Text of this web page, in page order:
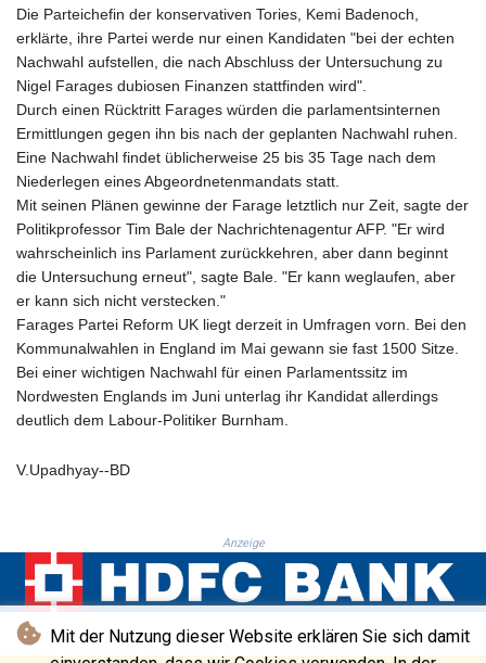
Mit der Nutzung dieser Website erklären Sie sich damit
LVL 0.69699
LYD 7.340045
MAD 10.750001
MDL 20.044018
MGA 4952.861796
MKD 61.416684
MMK 2419.103149
MNT 4143.339409
MOP 9.308326
MRU 46.207516
MUR 54.086968
MVR 17.813958
MXN 19.83706
MYR 4.71378
MZN 73.632591
NAD 18.827541
NGN 1570.402299
OMR 0.443005
PAB 1.15197
PEN 3.893932
PGK 5.089632
PHP 70.046151
Die Parteichefin der konservativen Tories, Kemi Badenoch,
erklärte, ihre Partei werde nur einen Kandidaten "bei der echten
Nachwahl aufstellen, die nach Abschluss der Untersuchung zu
Nigel Farages dubiosen Finanzen stattfinden wird".
Durch einen Rücktritt Farages würden die parlamentsinternen
Ermittlungen gegen ihn bis nach der geplanten Nachwahl ruhen.
Eine Nachwahl findet üblicherweise 25 bis 35 Tage nach dem
Niederlegen eines Abgeordnetenmandats statt.
Mit seinen Plänen gewinne der Farage letztlich nur Zeit, sagte der
Politikprofessor Tim Bale der Nachrichtenagentur AFP. "Er wird
wahrscheinlich ins Parlament zurückkehren, aber dann beginnt
die Untersuchung erneut", sagte Bale. "Er kann weglaufen, aber
er kann sich nicht verstecken."
Farages Partei Reform UK liegt derzeit in Umfragen vorn. Bei den
Kommunalwahlen in England im Mai gewann sie fast 1500 Sitze.
Bei einer wichtigen Nachwahl für einen Parlamentssitz im
Nordwesten Englands im Juni unterlag ihr Kandidat allerdings
deutlich dem Labour-Politiker Burnham.
V.Upadhyay--BD
Anzeige